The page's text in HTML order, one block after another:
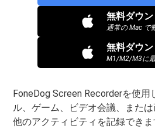
無料ダウ
通常の Mac で
無料ダウ
M1/M2/M3に
FoneDog Screen Recorderを使用
ル、ゲーム、ビデオ会議、また
他のアクティビティを記録でき